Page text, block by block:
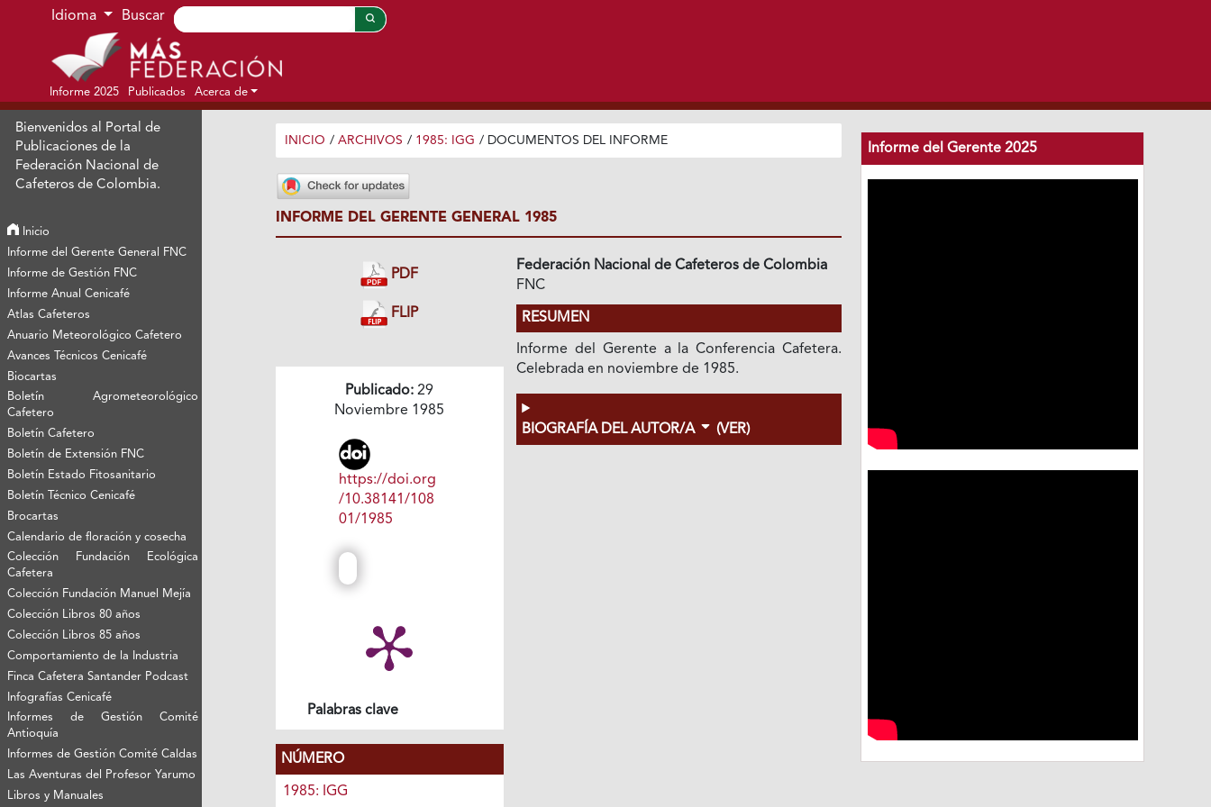
Ir al menú de navegación principal
Ir al contenido principal
Ir al pie de página del sitio
Idioma Buscar
Informe 2025 Publicados Acerca de
Bienvenidos al Portal de
Publicaciones de la
Federación Nacional de
Cafeteros de Colombia.
Inicio
Informe del Gerente General FNC
Informe de Gestión FNC
Informe Anual Cenicafé
Atlas Cafeteros
Anuario Meteorológico Cafetero
Avances Técnicos Cenicafé
Biocartas
Boletín Agrometeorológico
Cafetero
Boletín Cafetero
Boletín de Extensión FNC
Boletín Estado Fitosanitario
Boletín Técnico Cenicafé
Brocartas
Calendario de floración y cosecha
Colección Fundación Ecológica
Cafetera
Colección Fundación Manuel Mejía
Colección Libros 80 años
Colección Libros 85 años
Comportamiento de la Industria
Finca Cafetera Santander Podcast
Infografías Cenicafé
Informes de Gestión Comité
Antioquía
Informes de Gestión Comité Caldas
Las Aventuras del Profesor Yarumo
Libros y Manuales
INICIO / ARCHIVOS / 1985: IGG / DOCUMENTOS DEL INFORME
INFORME DEL GERENTE GENERAL 1985
PDF
FLIP
Publicado: 29
Noviembre 1985
https://doi.org
/10.38141/108
01/1985
Palabras clave
NÚMERO
1985: IGG
Federación Nacional de Cafeteros de Colombia
FNC
RESUMEN
Informe del Gerente a la Conferencia Cafetera.
Celebrada en noviembre de 1985.
BIOGRAFÍA DEL AUTOR/A (VER)
Informe del Gerente 2025